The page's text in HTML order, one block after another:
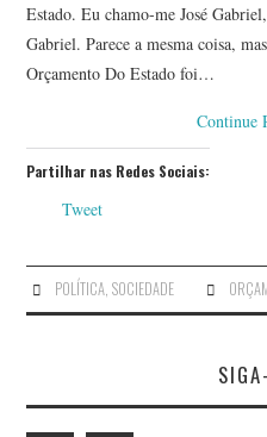
Estado. Eu chamo-me José
Gabriel. Parece a mesma coisa,
Orçamento Do Estado foi…
Continue
Partilhar nas Redes Sociais:
Tweet
POLÍTICA, SOCIEDADE